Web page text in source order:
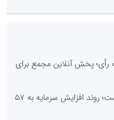
کالبر در بوته رأی؛ پخش آنلاین مجمع برای
افزایش سود تلفیقی «ومعادن» به ۲۶ همت؛ روند افزایش سرمایه به ۵۷